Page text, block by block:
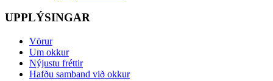
UPPLÝSINGAR
Vörur
Um okkur
Nýjustu fréttir
Hafðu samband við okkur